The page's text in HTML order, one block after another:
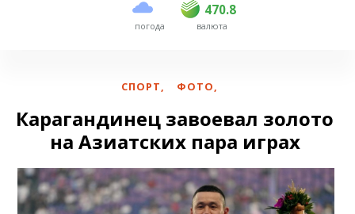
погода
470.8
USD 468.5 470.8
EUR валюта
СПОРТ, ФОТО,
Карагандинец завоевал золото
на Азиатских пара играх